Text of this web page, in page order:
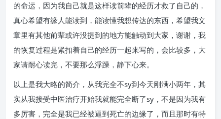
的命运，因为我自己就是这样读前辈的经历才救了自己的，
真心希望有缘人能读到，能读懂我想传达的东西，希望我文
章里有其他前辈或许没提到的地方能触动到大家，谢谢，我
的恢复过程是紧扣着自己的经历一起来写的，会比较多，大
家请耐心读完，不要那么浮躁，静下心来。
以上是我大略的简介，从我完全不sy到今天刚满小两年，其
实从我接受中医治疗开始我就能完全断了sy，不是因为我有
多厉害，完全是我已经被逼到死亡的边缘了，而且那时有特